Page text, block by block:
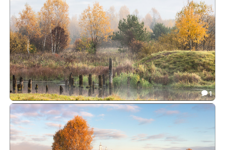
Здесь раньше был мост...
58.78
 1